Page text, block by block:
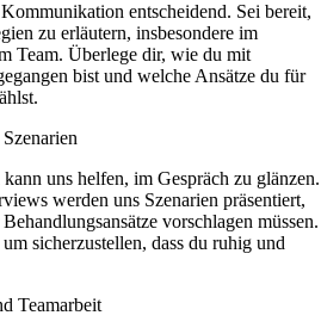
entscheidend. Sei bereit,
zu erläutern, insbesondere im
Team. Überlege dir, wie du mit
bist und welche Ansätze du für
uns helfen, im Gespräch zu glänzen.
werden uns Szenarien präsentiert,
vorschlagen müssen.
sicherzustellen, dass du ruhig und
Teamarbeit